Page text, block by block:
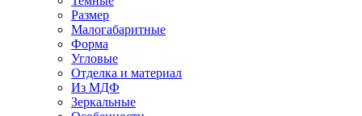
Размер
Малогабаритные
Форма
Угловые
Отделка и материал
Из МДФ
Зеркальные